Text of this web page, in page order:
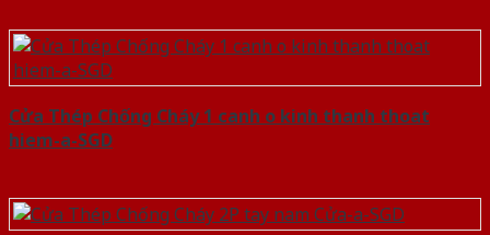
Cửa Thép Chống Cháy 1 canh o kinh thanh thoat
hiem-a-SGD